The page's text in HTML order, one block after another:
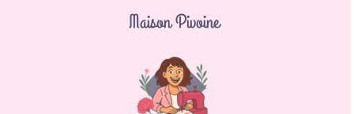
Maison Pivoine